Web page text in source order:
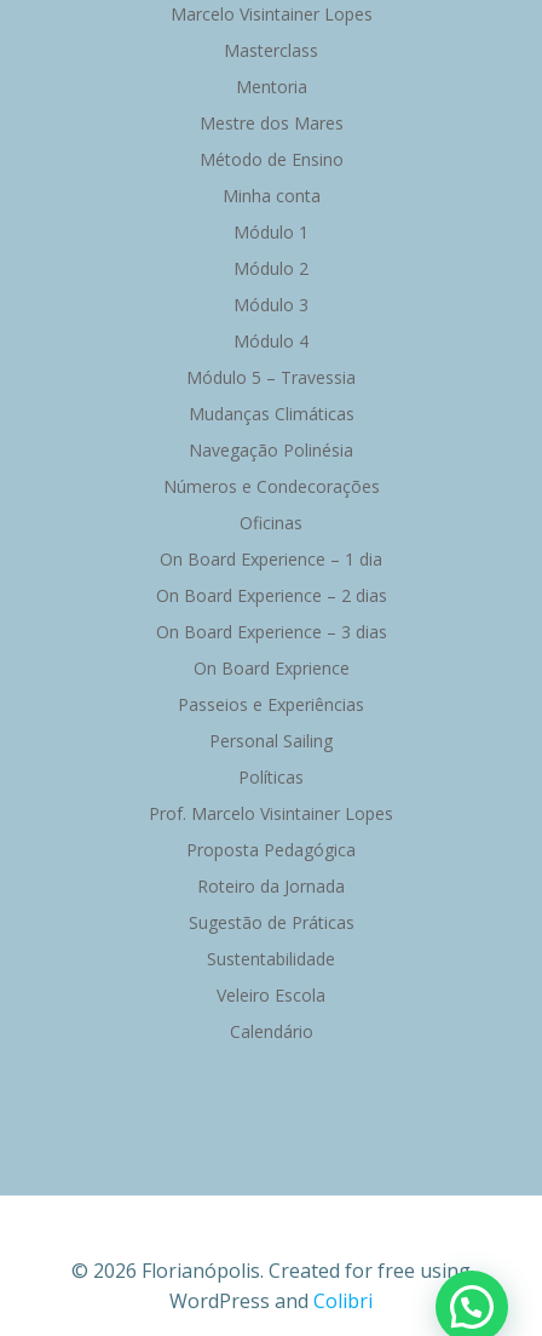
Marcelo Visintainer Lopes
Masterclass
Mentoria
Mestre dos Mares
Método de Ensino
Minha conta
Módulo 1
Módulo 2
Módulo 3
Módulo 4
Módulo 5 – Travessia
Mudanças Climáticas
Navegação Polinésia
Números e Condecorações
Oficinas
On Board Experience – 1 dia
On Board Experience – 2 dias
On Board Experience – 3 dias
On Board Exprience
Passeios e Experiências
Personal Sailing
Políticas
Prof. Marcelo Visintainer Lopes
Proposta Pedagógica
Roteiro da Jornada
Sugestão de Práticas
Sustentabilidade
Veleiro Escola
Calendário
© 2026 Florianópolis. Created for free using
WordPress and Colibri